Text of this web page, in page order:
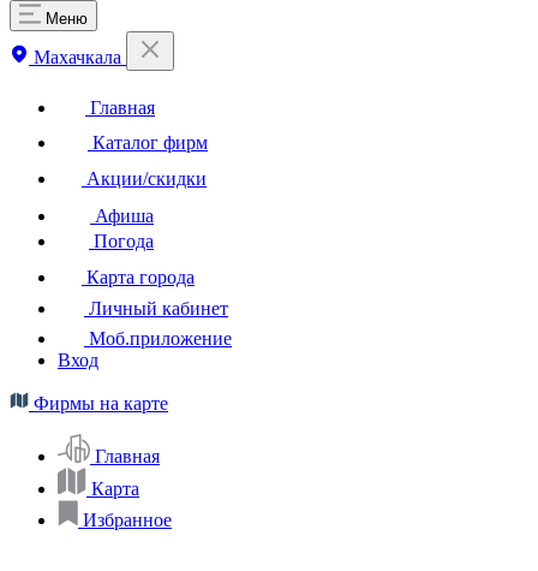
Меню
Махачкала
Главная
Каталог фирм
Акции/скидки
Афиша
Погода
Карта города
Личный кабинет
Моб.приложение
Вход
Фирмы на карте
Главная
Карта
Избранное